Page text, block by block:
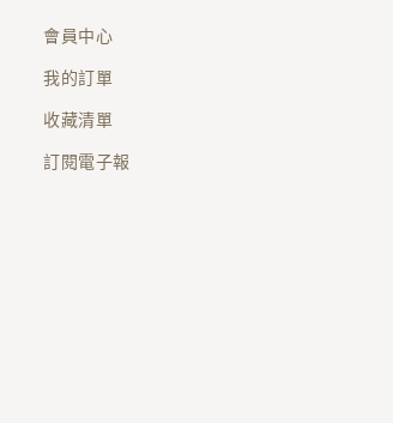
會員中心
我的訂單
收藏清單
訂閱電子報